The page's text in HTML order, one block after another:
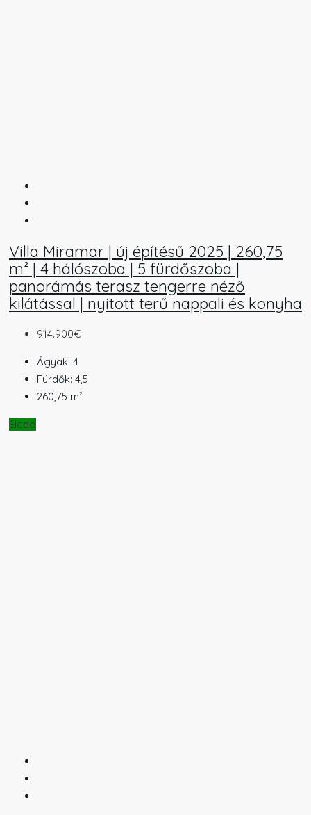
Villa Miramar | új építésű 2025 | 260,75
m² | 4 hálószoba | 5 fürdőszoba |
panorámás terasz tengerre néző
kilátással | nyitott terű nappali és konyha
914.900€
Ágyak: 4
Fürdők: 4,5
260,75 m²
Eladó